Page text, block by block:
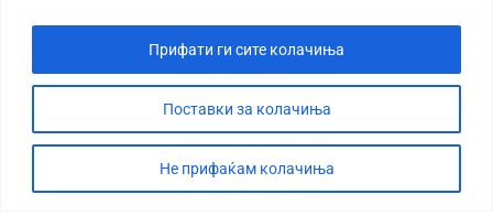
Поставки за колачиња
Не прифаќам колачиња
Прифати ги сите колачиња
СТОРИЈА
ДЕБАТА